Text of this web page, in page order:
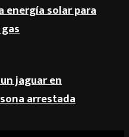
energía solar para
jaguar en
arrestada